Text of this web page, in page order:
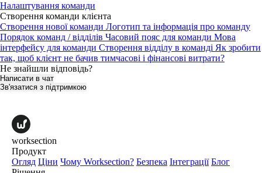
Налаштування команди
Створення команди клієнта
Створення нової команди Логотип та інформація про команду
Порядок команд / відділів Часовий пояс для команди Мова
інтерфейсу для команди Створення відділу в команді Як зробити
так, щоб клієнт не бачив тимчасові і фінансові витрати?
Не знайшли відповідь?
Написати в чат
Зв'язатися з підтримкою
worksection
Продукт
Огляд Ціни Чому Worksection? Безпека Інтеграції Блог